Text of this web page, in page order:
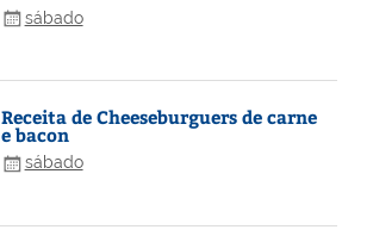
sábado
Receita de Cheeseburguers de carne
e bacon
sábado